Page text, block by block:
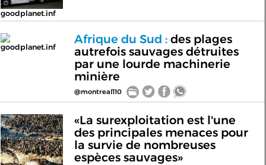
goodplanet.inf
goodplanet.inf
Afrique du Sud :des plages
autrefois sauvages détruites
par une lourde machinerie
minière
@montreal110
«La surexploitation est l'une
des principales menaces pour
la survie de nombreuses
espèces sauvages»